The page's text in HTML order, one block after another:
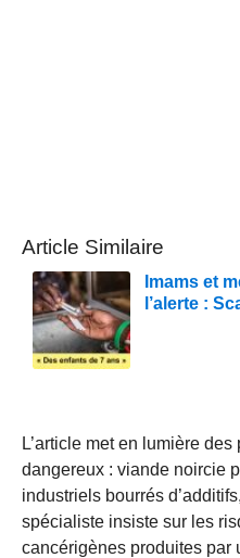
Article Similaire
Imams et
l’alerte :
L’article met en lumière
dangereux : viande noircie
industriels bourrés
spécialiste insiste sur les
cancérigènes produites par